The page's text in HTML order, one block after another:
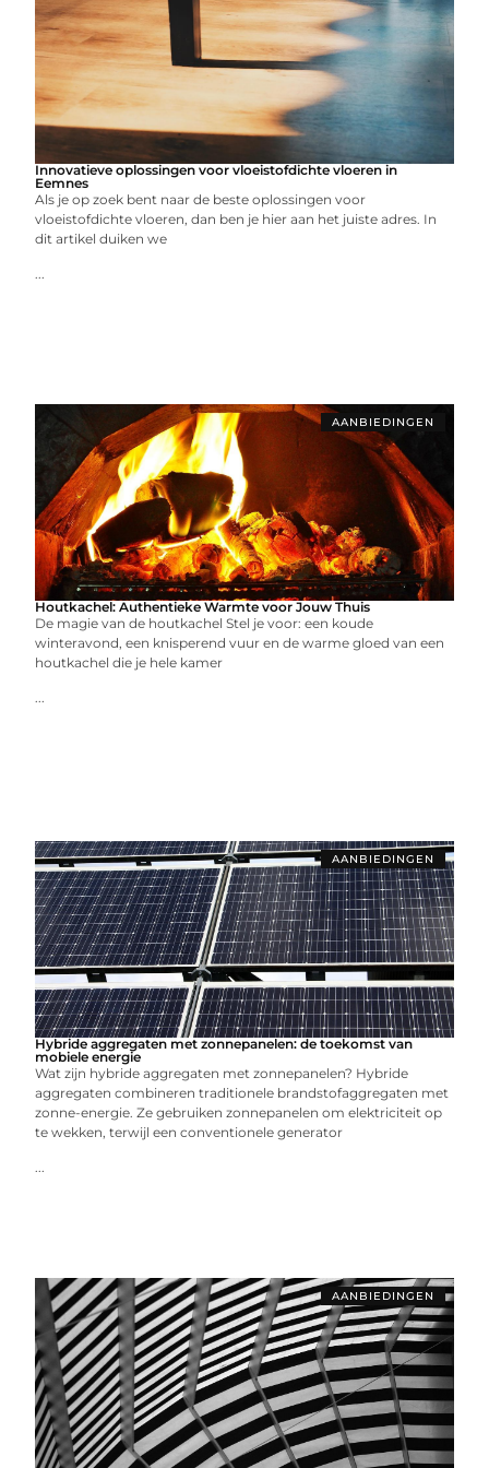
Innovatieve oplossingen voor vloeistofdichte vloeren in
Eemnes
Als je op zoek bent naar de beste oplossingen voor
vloeistofdichte vloeren, dan ben je hier aan het juiste adres. In
dit artikel duiken we
...
AANBIEDINGEN
Houtkachel: Authentieke Warmte voor Jouw Thuis
De magie van de houtkachel Stel je voor: een koude
winteravond, een knisperend vuur en de warme gloed van een
houtkachel die je hele kamer
...
AANBIEDINGEN
Hybride aggregaten met zonnepanelen: de toekomst van
mobiele energie
Wat zijn hybride aggregaten met zonnepanelen? Hybride
aggregaten combineren traditionele brandstofaggregaten met
zonne-energie. Ze gebruiken zonnepanelen om elektriciteit op
te wekken, terwijl een conventionele generator
...
AANBIEDINGEN